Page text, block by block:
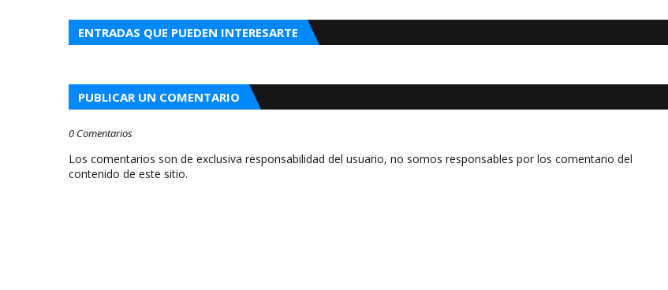
ENTRADAS QUE PUEDEN INTERESARTE
PUBLICAR UN COMENTARIO
0 Comentarios
Los comentarios son de exclusiva responsabilidad del usuario, no somos responsables por los comentario del
contenido de este sitio.